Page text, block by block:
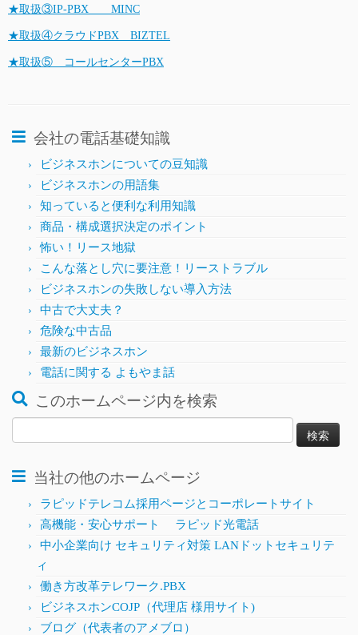
★取扱③IP-PBX MINC
★取扱④クラウドPBX BIZTEL
★取扱⑤ コールセンターPBX
会社の電話基礎知識
ビジネスホンについての豆知識
ビジネスホンの用語集
知っていると便利な利用知識
商品・構成選択決定のポイント
怖い！リース地獄
こんな落とし穴に要注意！リーストラブル
ビジネスホンの失敗しない導入方法
中古で大丈夫？
危険な中古品
最新のビジネスホン
電話に関する よもやま話
このホームページ内を検索
索:
当社の他のホームページ
ラピッドテレコム採用ページとコーポレートサイト
高機能・安心サポート ラピッド光電話
中小企業向け セキュリティ対策 LANドットセキュリテ
ィ
働き方改革テレワーク.PBX
ビジネスホンCOJP（代理店 様用サイト)
ブログ（代表者のアメブロ）